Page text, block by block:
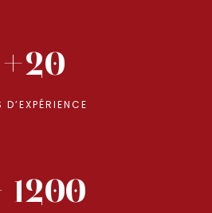
+20
D’EXPÉRIENCE
1200